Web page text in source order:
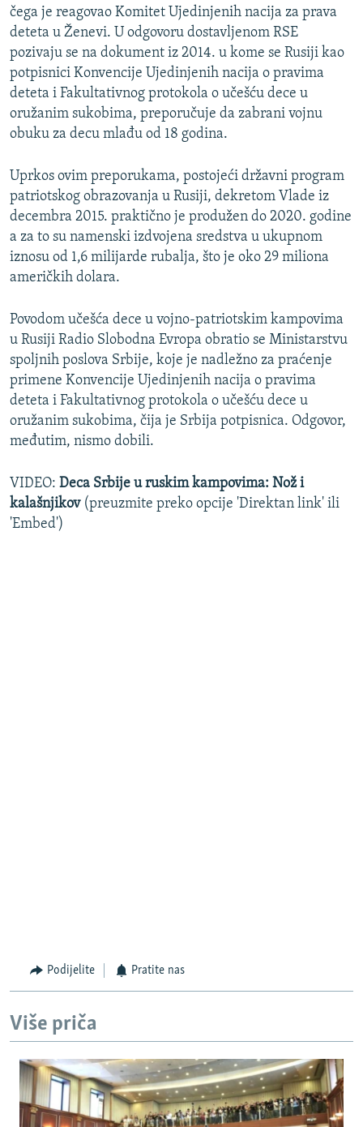
čega je reagovao Komitet Ujedinjenih nacija za prava
deteta u Ženevi. U odgovoru dostavljenom RSE
pozivaju se na dokument iz 2014. u kome se Rusiji kao
potpisnici Konvencije Ujedinjenih nacija o pravima
deteta i Fakultativnog protokola o učešću dece u
oružanim sukobima, preporučuje da zabrani vojnu
obuku za decu mlađu od 18 godina.
Uprkos ovim preporukama, postojeći državni program
patriotskog obrazovanja u Rusiji, dekretom Vlade iz
decembra 2015. praktično je produžen do 2020. godine
a za to su namenski izdvojena sredstva u ukupnom
iznosu od 1,6 milijarde rubalja, što je oko 29 miliona
američkih dolara.
Povodom učešća dece u vojno-patriotskim kampovima
u Rusiji Radio Slobodna Evropa obratio se Ministarstvu
spoljnih poslova Srbije, koje je nadležno za praćenje
primene Konvencije Ujedinjenih nacija o pravima
deteta i Fakultativnog protokola o učešću dece u
oružanim sukobima, čija je Srbija potpisnica. Odgovor,
međutim, nismo dobili.
VIDEO: Deca Srbije u ruskim kampovima: Nož i
kalašnjikov(preuzmite preko opcije 'Direktan link' ili
'Embed')
Podijelite Pratite nas
Više priča